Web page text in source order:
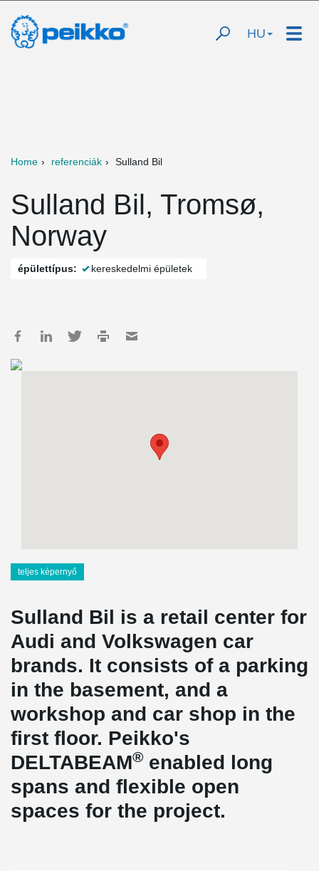
HU
Home referenciák Sulland Bil
Sulland Bil, Tromsø,
Norway
épülettípus: kereskedelmi épületek
teljes képernyő
Sulland Bil is a retail center for
Audi and Volkswagen car
brands. It consists of a parking
in the basement, and a
workshop and car shop in the
first floor. Peikko's
DELTABEAM® enabled long
spans and flexible open
spaces for the project.